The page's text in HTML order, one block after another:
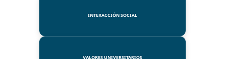
INTERACCIÓN SOCIAL
VALORES UNIVERSITARIOS